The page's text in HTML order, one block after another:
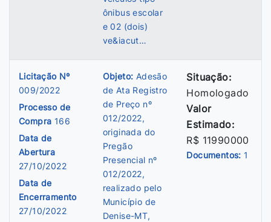
ônibus escolar
e 02 (dois)
ve&iacut…
Licitação Nº
009/2022
Processo de
Compra 166
Data de
Abertura
27/10/2022
Data de
Encerramento
27/10/2022
Objeto: Adesão
de Ata Registro
de Preço nº
012/2022,
originada do
Pregão
Presencial nº
012/2022,
realizado pelo
Município de
Denise-MT,
Situação:
Homologado
Valor
Estimado:
R$ 11990000
Documentos: 1